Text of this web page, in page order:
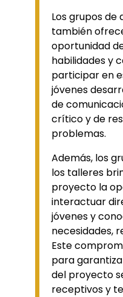
Los grupos de
también
oportunidad
habilidades y
participar en
jóvenes
de
crítico y de
problemas.
Además, los
los talleres
proyecto la
interactuar
jóvenes y
necesidades,
Este
para
del proyecto
receptivos y